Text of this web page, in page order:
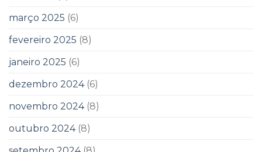
março 2025 (6)
fevereiro 2025 (8)
janeiro 2025 (6)
dezembro 2024(6)
novembro 2024(8)
outubro 2024(8)